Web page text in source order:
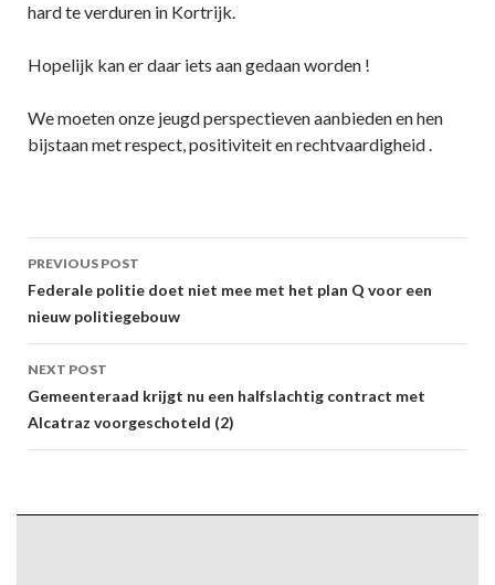
hard te verduren in Kortrijk.
Hopelijk kan er daar iets aan gedaan worden !
We moeten onze jeugd perspectieven aanbieden en hen
bijstaan met respect, positiviteit en rechtvaardigheid .
Post
navigation
PREVIOUS POST
Federale politie doet niet mee met het plan Q voor een
nieuw politiegebouw
NEXT POST
Gemeenteraad krijgt nu een halfslachtig contract met
Alcatraz voorgeschoteld (2)